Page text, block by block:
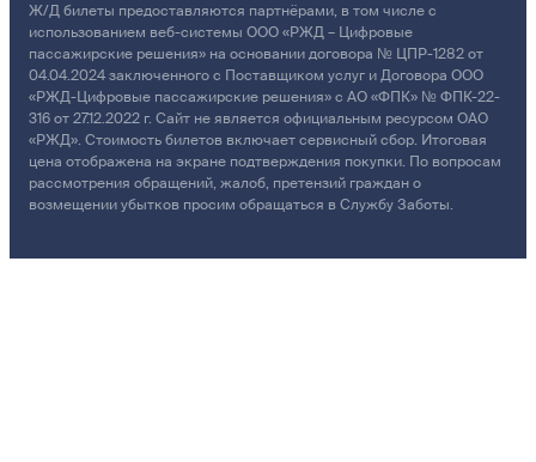
Ж/Д билеты предоставляются партнёрами, в том числе с
использованием веб-системы ООО «РЖД – Цифровые
пассажирские решения» на основании договора № ЦПР-1282 от
04.04.2024 заключенного с Поставщиком услуг и Договора ООО
«РЖД-Цифровые пассажирские решения» с АО «ФПК» № ФПК-22-
316 от 27.12.2022 г. Сайт не является официальным ресурсом ОАО
«РЖД». Стоимость билетов включает сервисный сбор. Итоговая
цена отображена на экране подтверждения покупки. По вопросам
рассмотрения обращений, жалоб, претензий граждан о
возмещении убытков просим обращаться в Службу Заботы.